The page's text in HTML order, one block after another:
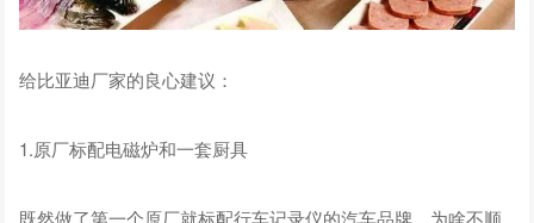
给比亚迪厂家的良心建议：
1.原厂标配电磁炉和一套厨具
既然做了第一个原厂就标配行车记录仪的汽车品牌，为啥不顺